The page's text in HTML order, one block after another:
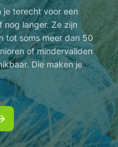
je terecht voor een
nog langer. Ze zijn
tot soms meer dan 50
of mindervaliden
Die maken je